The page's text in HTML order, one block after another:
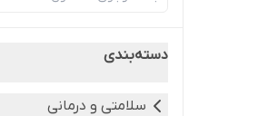
دسته‌بندی
سلامتی و درمانی